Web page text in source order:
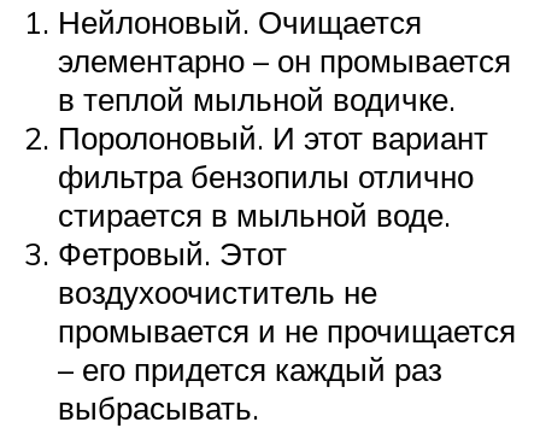
Нейлоновый. Очищается
элементарно – он промывается
в теплой мыльной водичке.
Поролоновый. И этот вариант
фильтра бензопилы отлично
стирается в мыльной воде.
Фетровый. Этот
воздухоочиститель не
промывается и не прочищается
– его придется каждый раз
выбрасывать.